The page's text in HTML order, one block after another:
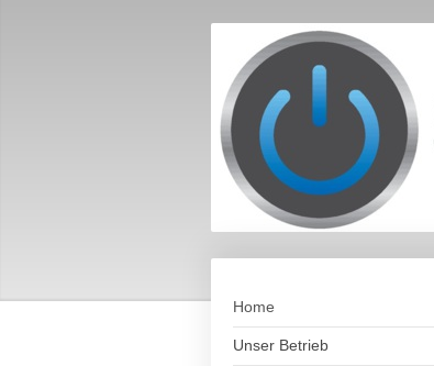
Home
Unser Betrieb